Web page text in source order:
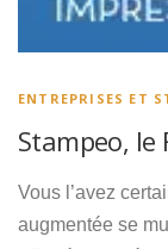
ENTREPRISES ET
Stampeo, le
Vous l’avez
augmentée se